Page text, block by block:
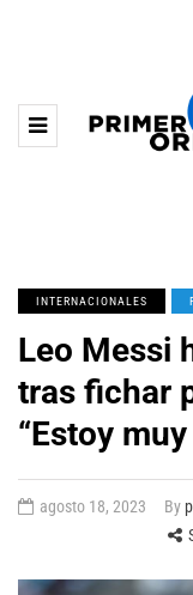
INTERNACIONALES
Leo Messi
tras fichar
“Estoy
agosto 18, 2023 By